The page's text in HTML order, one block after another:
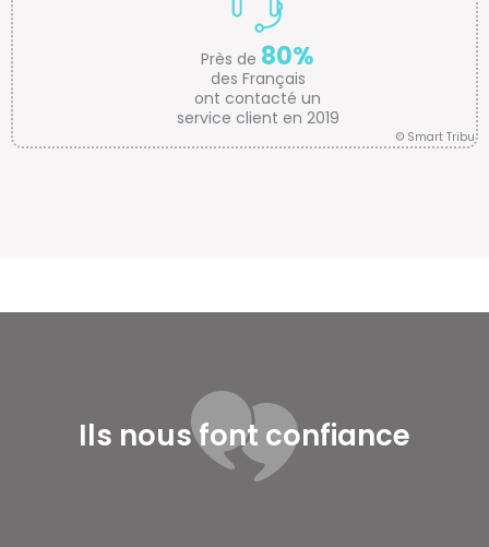
Près de80%
des Français
ont contacté un
service client en 2019
© Smart Tribune
Ils nous font confiance